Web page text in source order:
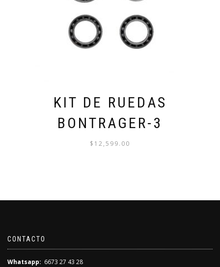
PÁGINA
KIT DE RUEDAS
BONTRAGER-3
$ 12,599.00
CONTACTO
Whatsapp: 6673 27 43 28